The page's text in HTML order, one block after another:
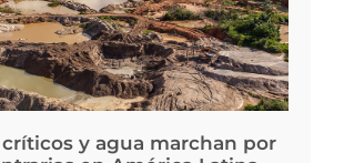
y agua marchan por